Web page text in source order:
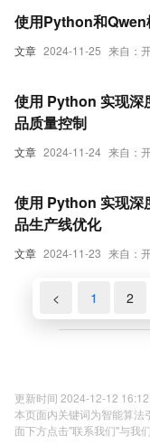
文章 2024-11-25 来自：
使用Python和
文章 2024-11-24 来自：
使用 Python 实现深
品质量控制
文章 2024-11-23 来自：
使用 Python 实现深
品生产线优化
< 1 2
更新时间 2024-12-12
本页面内关键词为智能算法
面下方点击"联系我们"与我们